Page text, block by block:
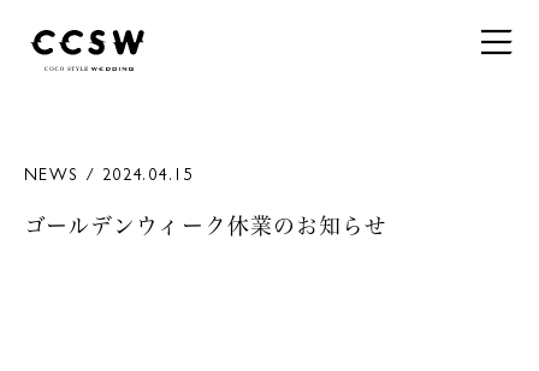
NEWS / 2024.04.15
ゴールデンウィーク休業のお知らせ